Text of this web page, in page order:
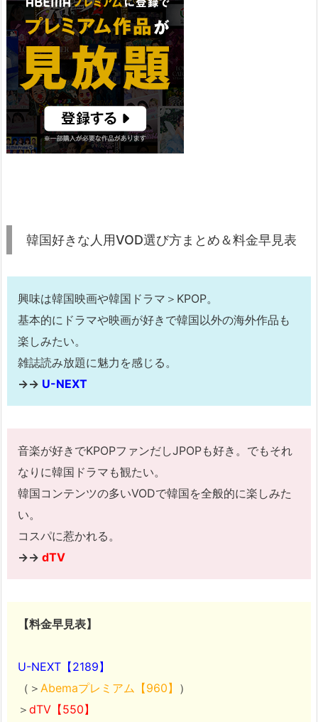
韓国好きな人用VOD選び方まとめ＆料金早見表
興味は韓国映画や韓国ドラマ＞KPOP。
基本的にドラマや映画が好きで韓国以外の海外作品も
楽しみたい。
雑誌読み放題に魅力を感じる。
→→ U-NEXT
音楽が好きでKPOPファンだしJPOPも好き。でもそれ
なりに韓国ドラマも観たい。
韓国コンテンツの多いVODで韓国を全般的に楽しみた
い。
コスパに惹かれる。
→→ dTV
【料金早見表】
U-NEXT【2189】
（＞ Abemaプレミアム【960】 ）
＞ dTV【550】